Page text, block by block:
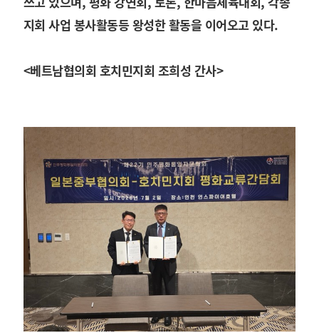
지회 사업 봉사활동등 왕성한 활동을 이어오고 있다.
<베트남협의회 호치민지회 조희성 간사>